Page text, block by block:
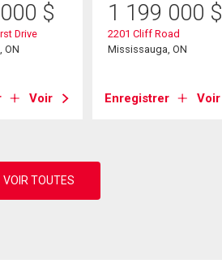
$
Drive
ON
Voir
1 199 000 $
2201 Cliff Road
Mississauga, ON
Enregistrer Voir